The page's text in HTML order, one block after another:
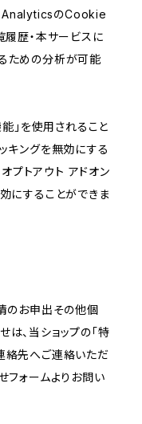
AnalyticsのCookie
履歴・本サービスに
ための分析が可能
」を使用されること
キングを無効にする
プトアウト アドオン
にすることができま
のお申出その他個
、当ショップの「特
絡先へご連絡いただ
フォームよりお問い